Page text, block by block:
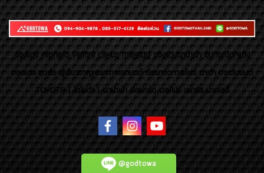
ของเเต่ง Alphard Vellfire Lexus Majesty ของเเต่งรถนำเข้า อุปกรณ์ตกแต่ง
ของแต่ง ชุดล้อ ผู้เชี่ยวชาญเฉพาะทางรถยนต์ อัลพาร์ด เวลไฟร์ นำเข้า ประดับยนต์
TOYOTA ( โตโยต้า ) รถนำเข้า อัลพาร์ด เวลไฟร์ เลกซัส มาเจสตี้
@godtowa